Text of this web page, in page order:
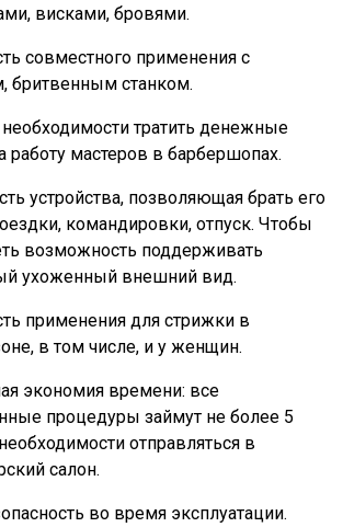
висками, бровями.
совместного применения с
бритвенным станком.
необходимости тратить денежные
работу мастеров в барбершопах.
устройства, позволяющая брать его
командировки, отпуск. Чтобы
возможность поддерживать
ухоженный внешний вид.
применения для стрижки в
в том числе, и у женщин.
экономия времени: все
процедуры займут не более 5
отправляться в
салон.
во время эксплуатации.